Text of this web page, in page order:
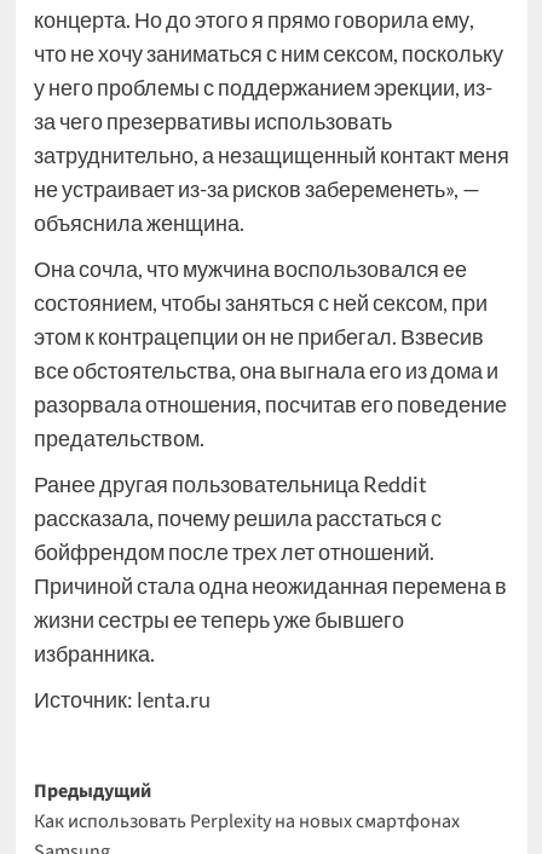
концерта. Но до этого я прямо говорила ему,
что не хочу заниматься с ним сексом, поскольку
у него проблемы с поддержанием эрекции, из-
за чего презервативы использовать
затруднительно, а незащищенный контакт меня
не устраивает из-за рисков забеременеть», —
объяснила женщина.
Она сочла, что мужчина воспользовался ее
состоянием, чтобы заняться с ней сексом, при
этом к контрацепции он не прибегал. Взвесив
все обстоятельства, она выгнала его из дома и
разорвала отношения, посчитав его поведение
предательством.
Ранее другая пользовательница Reddit
рассказала, почему решила расстаться с
бойфрендом после трех лет отношений.
Причиной стала одна неожиданная перемена в
жизни сестры ее теперь уже бывшего
избранника.
Источник: lenta.ru
Навигация
записи
Предыдущий
Как использовать Perplexity на новых смартфонах